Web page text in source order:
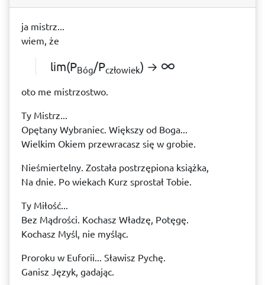
ja mistrz...
wiem, że
lim(PBóg/Pczłowiek) → ∞
oto me mistrzostwo.
Ty Mistrz...
Opętany Wybraniec. Większy od Boga...
Wielkim Okiem przewracasz się w grobie.
Nieśmiertelny. Została postrzępiona książka,
Na dnie. Po wiekach Kurz sprostał Tobie.
Ty Miłość...
Bez Mądrości. Kochasz Władzę, Potęgę.
Kochasz Myśl, nie myśląc.
Proroku w Euforii... Sławisz Pychę.
Ganisz Język, gadając.